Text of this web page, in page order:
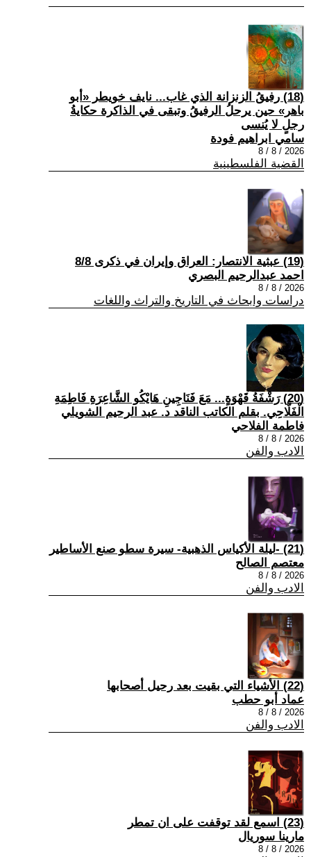
(18) رفيقُ الزنزانة الذي غاب... نايف خويطر «أبو
باهر» حين يرحلُ الرفيقُ وتبقى في الذاكرة حكايةُ
رجلٍ لا يُنسى
سامي ابراهيم فودة
2026 / 8 / 8
القضية الفلسطينية
(19) عبثية الانتصار: العراق وإيران في ذكرى 8/8
احمد عبدالرحيم البصري
2026 / 8 / 8
دراسات وابحاث في التاريخ والتراث واللغات
(20) رَشْفَةُ قَهْوَةٍ... مَعَ فَنَاجِينِ هَايْكُو الشَّاعِرَةِ فَاطِمَةِ
الْفَلَّاحِي. بقلم الكاتب الناقد د. عبد الرحيم الشويلي
فاطمة الفلاحي
2026 / 8 / 8
الادب والفن
(21) -ليلة الأكياس الذهبية- سيرة سطو صنع الأساطير
معتصم الصالح
2026 / 8 / 8
الادب والفن
(22) الأشياء التي بقيت بعد رحيل أصحابها
عماد أبو حطب
2026 / 8 / 8
الادب والفن
(23) اسمع لقد توقفت على ان تمطر
مارينا سوريال
2026 / 8 / 8